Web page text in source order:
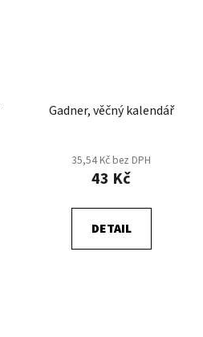
Gadner, věčný kalendář
35,54 Kč bez DPH
43 Kč
DETAIL